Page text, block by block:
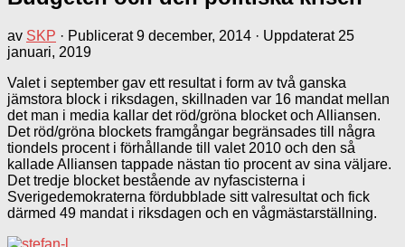
av SKP · Publicerat9 december, 2014 · Uppdaterat 25
januari, 2019
Valet i september gav ett resultat i form av två ganska
jämstora block i riksdagen, skillnaden var 16 mandat mellan
det man i media kallar det röd/gröna blocket och Alliansen.
Det röd/gröna blockets framgångar begränsades till några
tiondels procent i förhållande till valet 2010 och den så
kallade Alliansen tappade nästan tio procent av sina väljare.
Det tredje blocket bestående av nyfascisterna i
Sverigedemokraterna fördubblade sitt valresultat och fick
därmed 49 mandat i riksdagen och en vågmästarställning.